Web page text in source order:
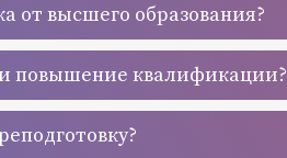
от высшего образования?
повышение квалификации?